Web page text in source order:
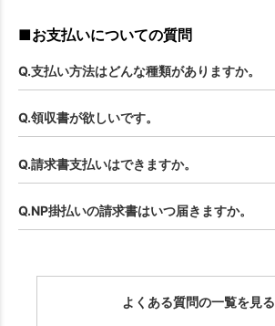
■お支払いについての質問
Q.支払い方法はどんな種類がありますか。
Q.領収書が欲しいです。
Q.請求書支払いはできますか。
Q.NP掛払いの請求書はいつ届きますか。
よくある質問の一覧を見る